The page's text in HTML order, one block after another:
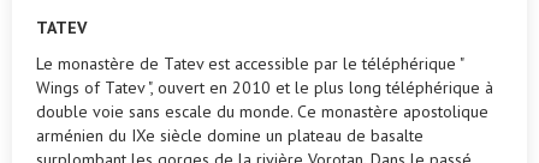
TATEV
Le monastère de Tatev est accessible par le téléphérique "
Wings of Tatev ", ouvert en 2010 et le plus long téléphérique à
double voie sans escale du monde. Ce monastère apostolique
arménien du IXe siècle domine un plateau de basalte